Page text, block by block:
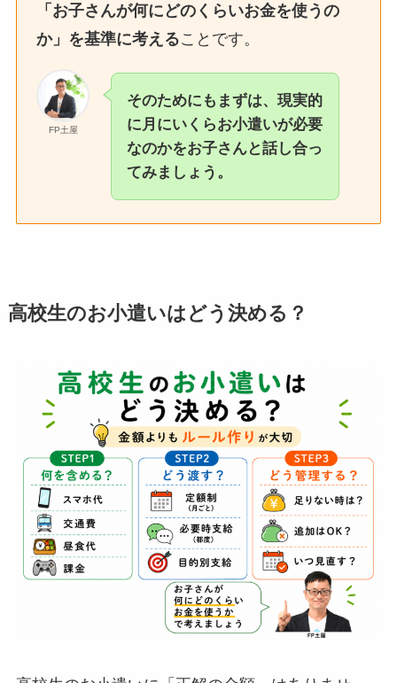
「お子さんが何にどのくらいお金を使うの
か」を基準に考えることです。
FP土屋
そのためにもまずは、現実的
に月にいくらお小遣いが必要
なのかをお子さんと話し合っ
てみましょう。
高校生のお小遣いはどう決める？